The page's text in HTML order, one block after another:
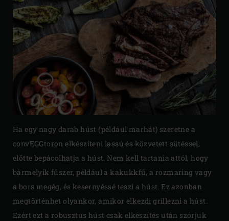
Ha egy nagy darab húst (például marhát) szeretne a
convEGGtoron elkészíteni lassú és közvetett sütéssel,
előtte bepácolhatja a húst. Nem kell tartania attól, hogy
bármelyik fűszer, például a kakukkfű, a rozmaring vagy
a bors megég, és kesernyéssé teszi a húst. Ez azonban
megtörténhet olyankor, amikor elkezdi grillezni a húst.
Ezért ezt a robusztus húst csak elkészítés után szórjuk